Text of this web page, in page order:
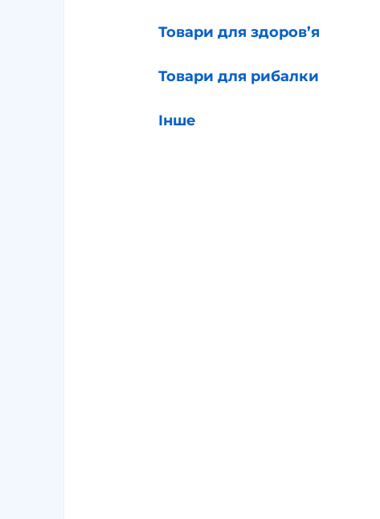
Товари для здоров’я
Товари для рибалки
Інше